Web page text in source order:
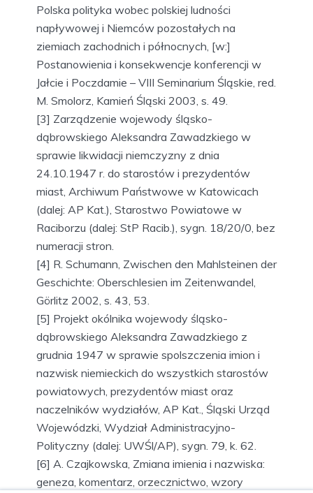
Polska polityka wobec polskiej ludności
napływowej i Niemców pozostałych na
ziemiach zachodnich i północnych, [w:]
Postanowienia i konsekwencje konferencji w
Jałcie i Poczdamie – VIII Seminarium Śląskie, red.
M. Smolorz, Kamień Śląski 2003, s. 49.
[3] Zarządzenie wojewody śląsko-
dąbrowskiego Aleksandra Zawadzkiego w
sprawie likwidacji niemczyzny z dnia
24.10.1947 r. do starostów i prezydentów
miast, Archiwum Państwowe w Katowicach
(dalej: AP Kat.), Starostwo Powiatowe w
Raciborzu (dalej: StP Racib.), sygn. 18/20/0, bez
numeracji stron.
[4] R. Schumann, Zwischen den Mahlsteinen der
Geschichte: Oberschlesien im Zeitenwandel,
Görlitz 2002, s. 43, 53.
[5] Projekt okólnika wojewody śląsko-
dąbrowskiego Aleksandra Zawadzkiego z
grudnia 1947 w sprawie spolszczenia imion i
nazwisk niemieckich do wszystkich starostów
powiatowych, prezydentów miast oraz
naczelników wydziałów, AP Kat., Śląski Urząd
Wojewódzki, Wydział Administracyjno-
Polityczny (dalej: UWŚl/AP), sygn. 79, k. 62.
[6] A. Czajkowska, Zmiana imienia i nazwiska:
geneza, komentarz, orzecznictwo, wzory